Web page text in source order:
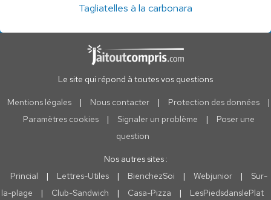
Tagliatelles à la carbonara
Le site qui répond à toutes vos questions
Mentions légales | Nous contacter | Protection des données
|
Paramètres cookies
| Signaler un problème |
Poser une
question
Nos autres sites :
Princial
| Lettres-Utiles | BienchezSoi | Webjunior |
Sur-
la-plage
| Club-Sandwich | Casa-Pizza | LesPiedsdanslePlat